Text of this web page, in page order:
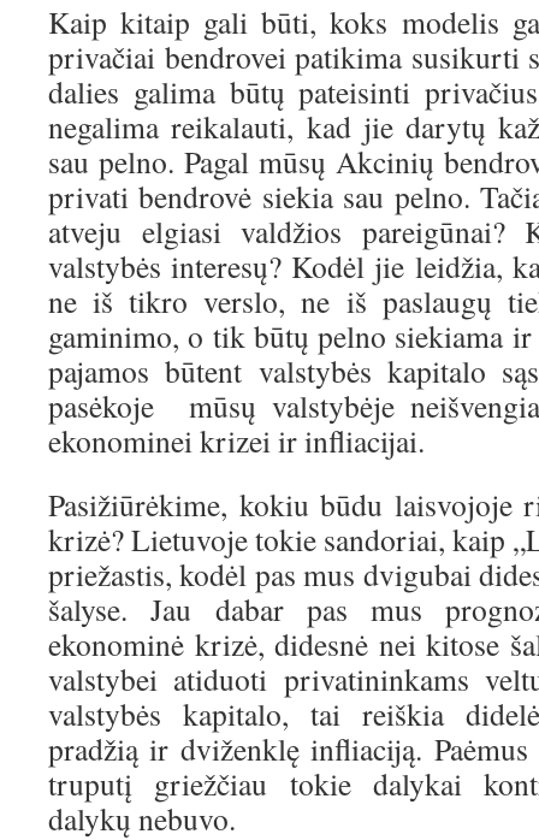
Kaip kitaip gali būti, koks modelis
privačiai bendrovei patikima susikurti
dalies galima būtų pateisinti
negalima reikalauti, kad jie darytų
sau pelno. Pagal mūsų Akcinių
privati bendrovė siekia sau pelno.
atveju elgiasi valdžios pareigūnai?
valstybės interesų? Kodėl jie leidžia,
ne iš tikro verslo, ne iš paslaugų
gaminimo, o tik būtų pelno siekiama
pajamos būtent valstybės kapitalo
pasėkoje mūsų valstybėje
ekonominei krizei ir infliacijai.
Pasižiūrėkime, kokiu būdu laisvojoje
krizė? Lietuvoje tokie sandoriai, kaip
priežastis, kodėl pas mus dvigubai
šalyse. Jau dabar pas mus
ekonominė krizė, didesnė nei kitose
valstybei atiduoti privatininkams
valstybės kapitalo, tai reiškia
pradžią ir dviženklę infliaciją.
truputį griežčiau tokie dalykai
dalykų nebuvo.